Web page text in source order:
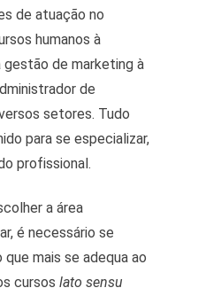
de atuação no
humanos à
gestão de marketing à
de
setores. Tudo
para se especializar,
profissional.
a área
é necessário se
mais se adequa ao
cursoslato sensu